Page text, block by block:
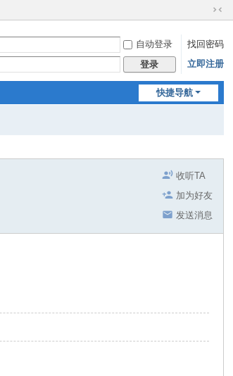
切
到
窄
自动登录
找回密码
登录 立即注册
快捷导航
收听TA
加为好友
发送消息